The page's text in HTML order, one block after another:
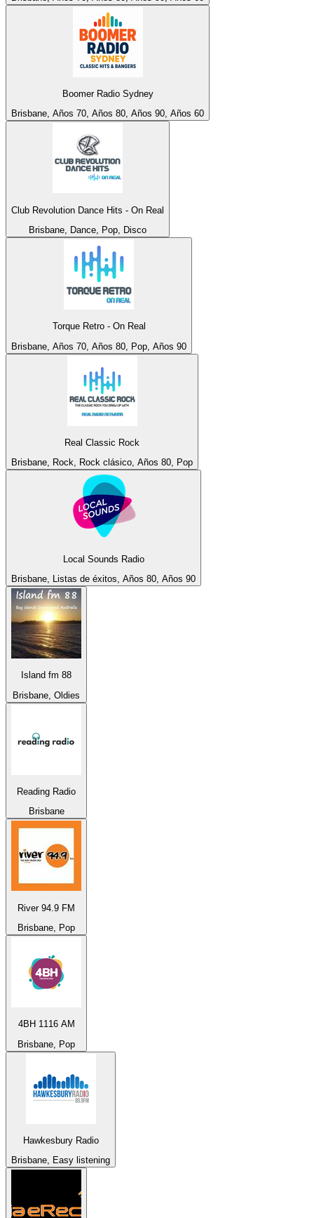
Boomer Radio Sydney
Brisbane, Años 70, Años 80, Años 90, Años 60
Club Revolution Dance Hits - On Real
Brisbane, Dance, Pop, Disco
Torque Retro - On Real
Brisbane, Años 70, Años 80, Pop, Años 90
Real Classic Rock
Brisbane, Rock, Rock clásico, Años 80, Pop
Local Sounds Radio
Brisbane, Listas de éxitos, Años 80, Años 90
Island fm 88
Brisbane, Oldies
Reading Radio
Brisbane
River 94.9 FM
Brisbane, Pop
4BH 1116 AM
Brisbane, Pop
Hawkesbury Radio
Brisbane, Easy listening